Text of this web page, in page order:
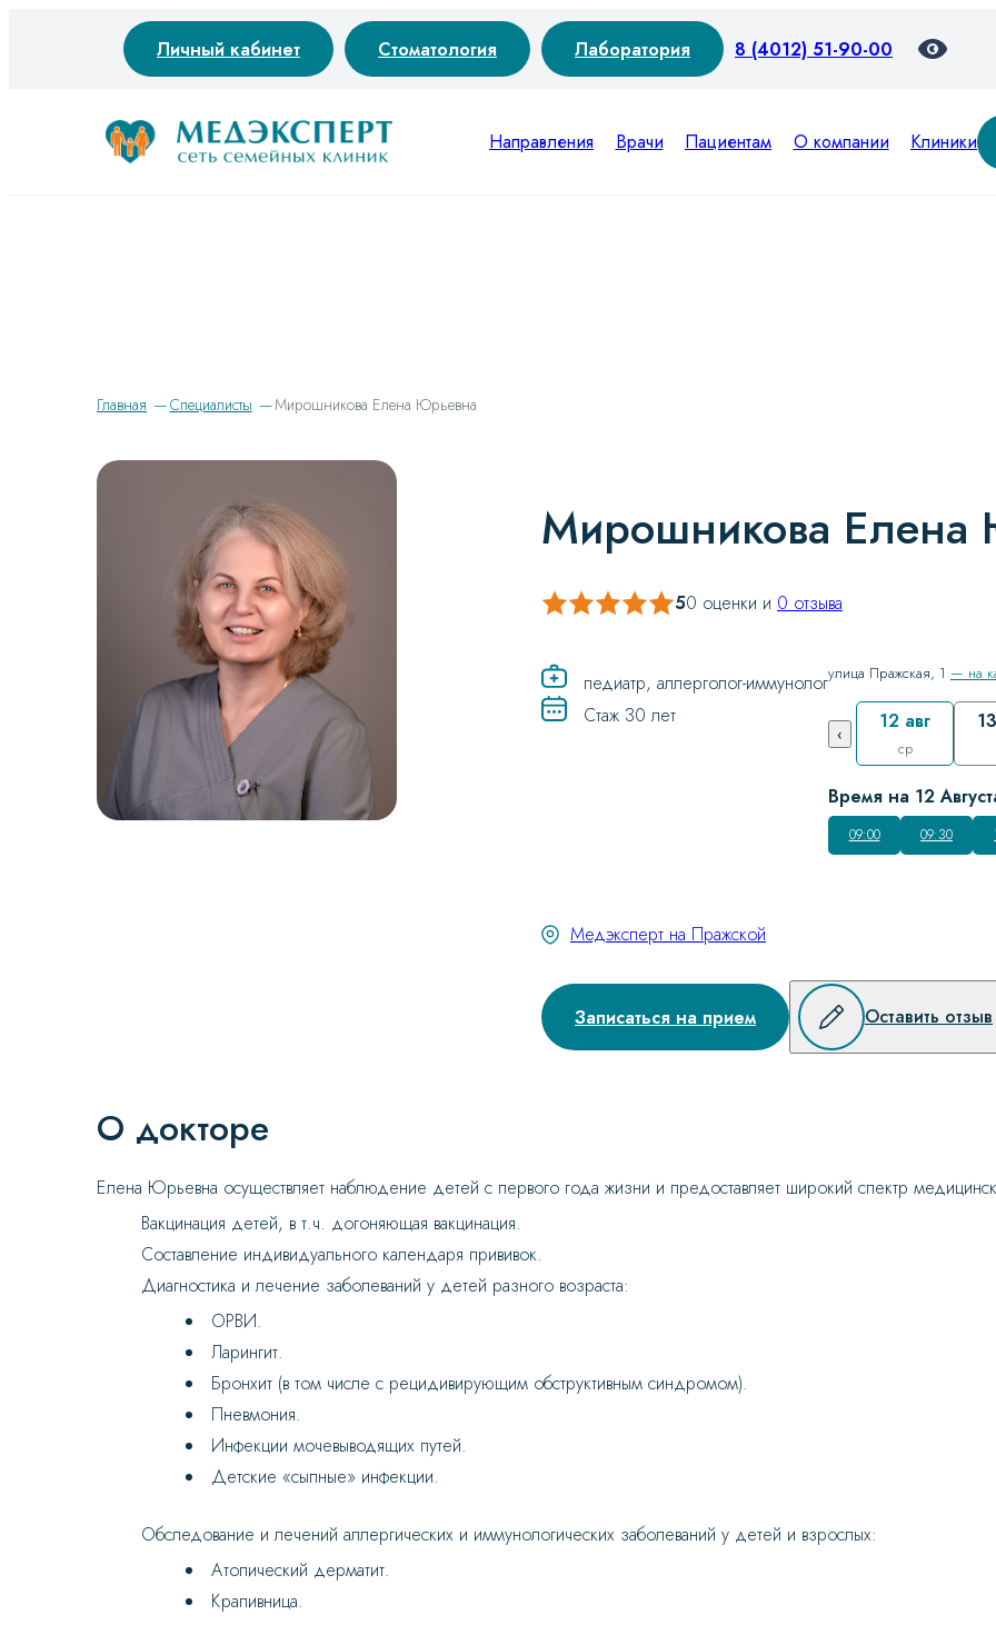
Личный кабинет Стоматология Лаборатория 8 (4012) 51-90-00
Направления Врачи Пациентам О компании Клиники
Главная Специалисты Мирошникова Елена Юрьевна
Мирошникова Елена
50 оценки и 0 отзыва
педиатр, аллерголог-иммунолог
Стаж 30 лет
улица Пражская, 1 — на
‹ 12 авг
ср
Время на 12
09:00 09:30
Медэксперт на Пражской
Записаться на прием Оставить отзыв
О докторе
Елена Юрьевна осуществляет наблюдение детей с первого года жизни и предоставляет широкий спектр
Вакцинация детей, в т.ч. догоняющая вакцинация.
Составление индивидуального календаря прививок.
Диагностика и лечение заболеваний у детей разного возраста:
ОРВИ.
Ларингит.
Бронхит (в том числе с рецидивирующим обструктивным синдромом).
Пневмония.
Инфекции мочевыводящих путей.
Детские «сыпные» инфекции.
Обследование и лечений аллергических и иммунологических заболеваний у детей и взрослых:
Атопический дерматит.
Крапивница.